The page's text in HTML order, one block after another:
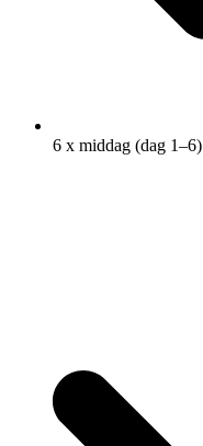
6 x middag (dag 1–6)